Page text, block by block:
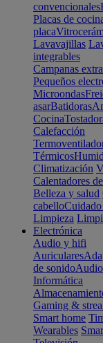
convencionales
Placas de
placa
Lavavajillas
integrables
Campanas
Pequeños
Microondas
asarBatidoras
Cocina
Calefacción
Térmicos
Climatización
Calentadores
Belleza y salud
cabello
Limpieza
Electrónica
Audio y hifi
Auriculares
de sonido
Informática
Gaming &
Smart home
Wearables